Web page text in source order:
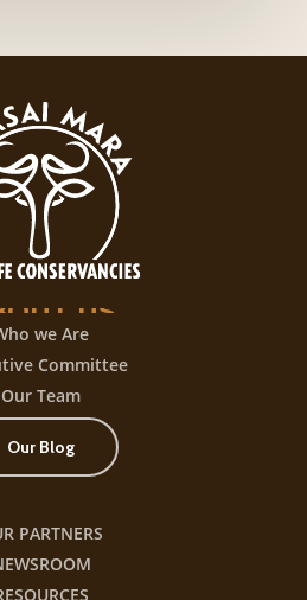
US
we Are
Committee
Our Team
Our Blog
PARTNERS